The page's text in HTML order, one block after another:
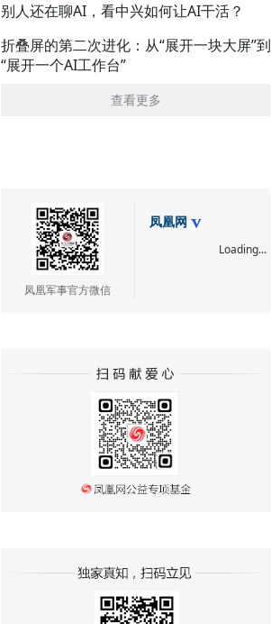
别人还在聊AI，看中兴如何让AI干活？
折叠屏的第二次进化：从“展开一块大屏”到
“展开一个AI工作台”
查看更多
凤凰军事官方微信
凤凰网
Loading...